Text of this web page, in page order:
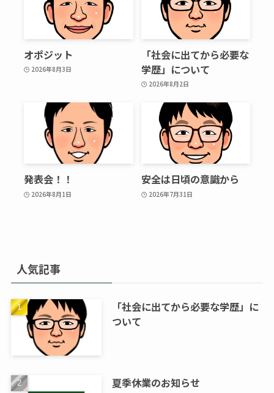
オポジット
2026年8月3日
「社会に出てから必要な
学歴」について
2026年8月2日
発表会！！
2026年8月1日
安全は日頃の意識から
2026年7月31日
人気記事
「社会に出てから必要な学歴」に
ついて
夏季休業のお知らせ